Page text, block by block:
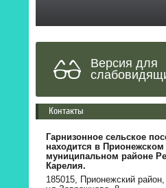
Версия для
Контакты
Гарнизонное сельское
находится в Прионежском
муниципальном районе
Карелия.
185015, Прионежский